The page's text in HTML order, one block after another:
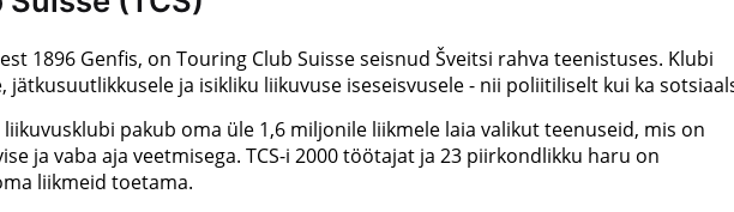
1896 Genfis, on Touring Club Suisse seisnud Šveitsi rahva teenistuses. Klubi
ja isikliku liikuvuse iseseisvusele - nii poliitiliselt kui ka
pakub oma üle 1,6 miljonile liikmele laia valikut teenuseid, mis on
ja vaba aja veetmisega. TCS-i 2000 töötajat ja 23 piirkondlikku haru on
liikmeid toetama.